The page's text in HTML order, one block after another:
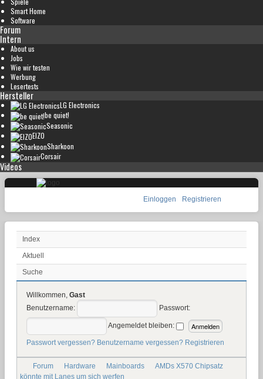
Smart Home
Software
Forum
Intern
About us
Jobs
Wie wir testen
Werbung
Lesertests
Hersteller
LG Electronics
be quiet!
Seasonic
EIZO
Sharkoon
Corsair
Videos
Einloggen Registrieren
Index
Aktuell
Suche
Willkommen, Gast
Benutzername:
Passwort:
Angemeldet bleiben:
Passwort vergessen? Benutzername vergessen? Registrieren
Forum Hardware Mainboards
AMDs X570 Chipsatz
könnte mit Lanes um sich werfen